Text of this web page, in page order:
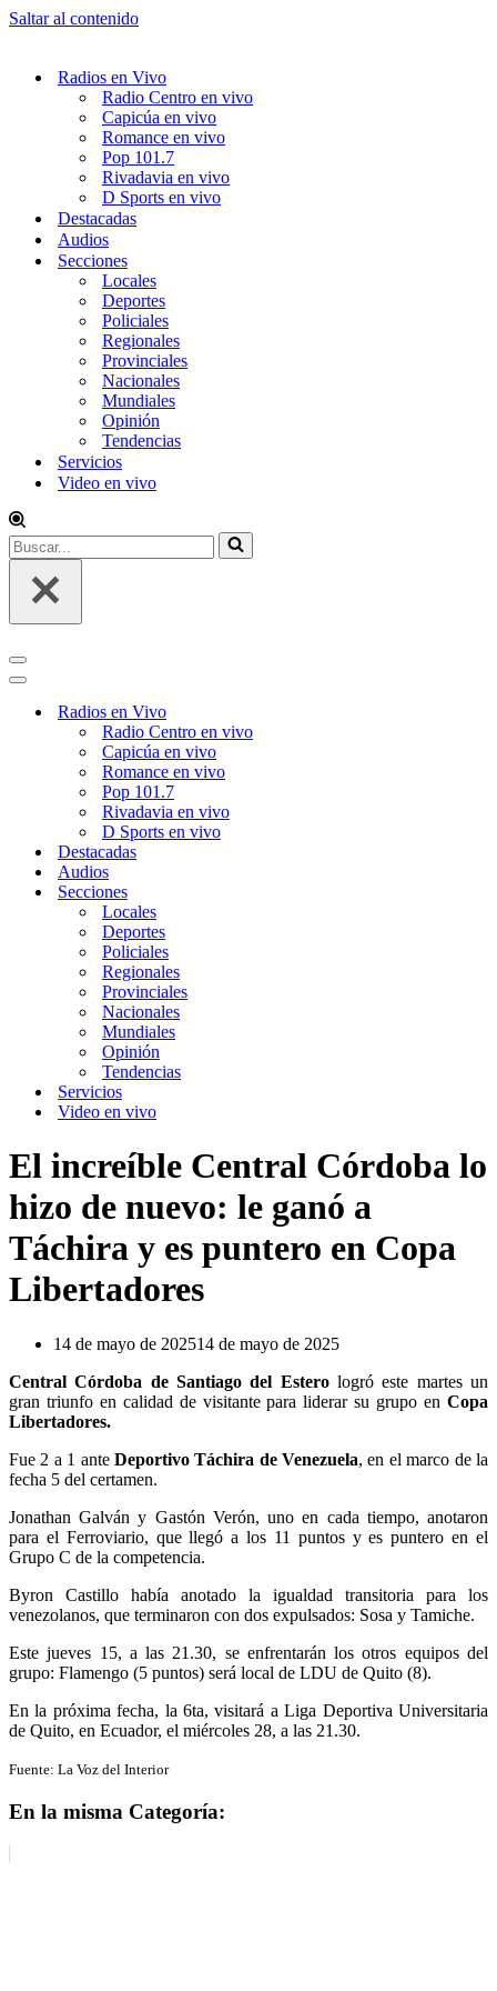
Saltar al contenido
Radios en Vivo
Radio Centro en vivo
Capicúa en vivo
Romance en vivo
Pop 101.7
Rivadavia en vivo
D Sports en vivo
Destacadas
Audios
Secciones
Locales
Deportes
Policiales
Regionales
Provinciales
Nacionales
Mundiales
Opinión
Tendencias
Servicios
Video en vivo
Buscar...
Menú
de
Menú
navegaciónRadios en Vivo
Radio Centro en vivo
Capicúa en vivo
Romance en vivo
Pop 101.7
Rivadavia en vivo
D Sports en vivo
Destacadas
Audios
Secciones
Locales
Deportes
Policiales
Regionales
Provinciales
Nacionales
Mundiales
Opinión
Tendencias
Servicios
Video en vivo
El increíble Central Córdoba lo
hizo de nuevo: le ganó a
Táchira y es puntero en Copa
Libertadores
14 de mayo de 202514 de mayo de 2025
Central Córdoba de Santiago del Esterologró este martes un
gran triunfo en calidad de visitante para liderar su grupo en Copa
Libertadores.
Fue 2 a 1 ante Deportivo Táchira de Venezuela, en el marco de la
fecha 5 del certamen.
Jonathan Galván y Gastón Verón, uno en cada tiempo, anotaron
para el Ferroviario, que llegó a los 11 puntos y es puntero en el
Grupo C de la competencia.
Byron Castillo había anotado la igualdad transitoria para los
venezolanos, que terminaron con dos expulsados: Sosa y Tamiche.
Este jueves 15, a las 21.30, se enfrentarán los otros equipos del
grupo: Flamengo (5 puntos) será local de LDU de Quito (8).
En la próxima fecha, la 6ta, visitará a Liga Deportiva Universitaria
de Quito, en Ecuador, el miércoles 28, a las 21.30.
Fuente: La Voz del Interior
En la misma Categoría: